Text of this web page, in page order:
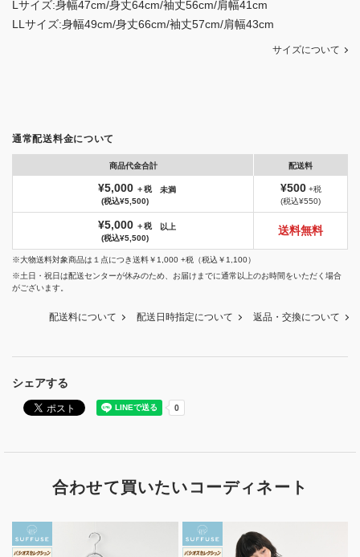
シェアする
Lサイズ:身幅47cm/身丈64cm/袖丈56cm/肩幅41cm
LLサイズ:身幅49cm/身丈66cm/袖丈57cm/肩幅43cm
サイズについて
通常配送料金について
商品代金合計 配送料
¥5,000 ＋税
(税込¥5,500)
未満 ¥500+税
(税込¥550)
¥5,000 ＋税
(税込¥5,500)
以上 送料無料
※大物送料対象商品は１点につき送料￥1,000 +税（税込￥1,100）
※土日・祝日は配送センターが休みのため、お届けまでに通常以上のお時間をいただく場合
がございます。
配送料について 配送日時指定について 返品・交換について
合わせて買いたいコーディネート